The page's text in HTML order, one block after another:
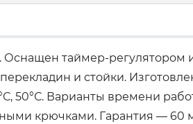
Оснащен таймер-
и стойки.
50°С. Варианты времени
крючками. Гарантия — 60